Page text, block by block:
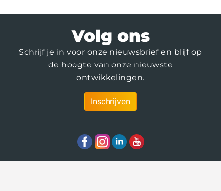
Volg ons
Schrijf je in voor onze nieuwsbrief en blijf op
de hoogte van onze nieuwste
ontwikkelingen.
Inschrijven